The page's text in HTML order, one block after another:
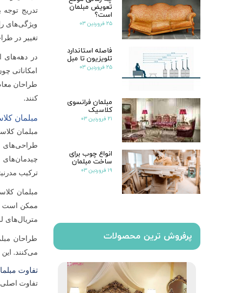
سیسمونی کمد و بوفه
تدریج
ویژگی‌های
تغییر در
در دهه‌های
امکاناتی
طراحان
کنند.
مبلمان
مبلمان
طراحی‌های
ترکیب
مبلمان
ممکن است
متریال‌های
طراحان
می‌کنند.
تفاوت
تفاوت
پرفروش ترین محصولات
تعویض مبلمان
است؟
۲۵ فروردین ۰۳
فاصله استاندارد
تلویزیون تا مبل
۲۵ فروردین ۰۳
مبلمان فرانسوی
کلاسیک
۲۱ فروردین ۰۳
انواع چوب برای
ساخت مبلمان
۱۹ فروردین ۰۳